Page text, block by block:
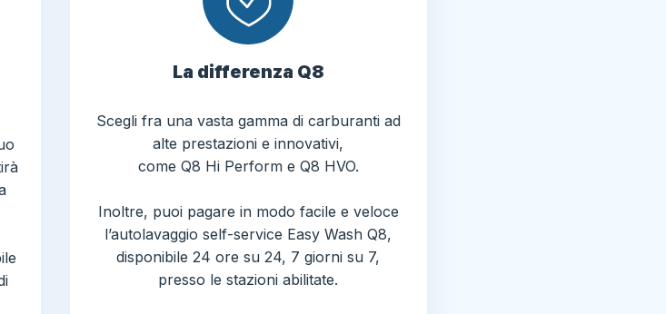
La differenza Q8
Scegli fra una vasta gamma di carburanti ad
alte prestazioni e innovativi,
come Q8 Hi Perform e Q8 HVO.
Inoltre, puoi pagare in modo facile e veloce
l’autolavaggio self-service Easy Wash Q8,
disponibile 24 ore su 24, 7 giorni su 7,
presso le stazioni abilitate.